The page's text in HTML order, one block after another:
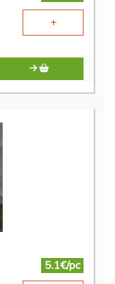
+
5.1€/pc